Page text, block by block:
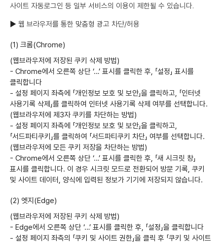
사이트 자동로그인 등 일부 서비스의 이용이 제한될 수 있습니다.
▶ 웹 브라우저를 통한 맞춤형 광고 차단/허용
(1) 크롬(Chrome)
(웹브라우저에 저장된 쿠키 삭제 방법)
- Chrome에서 오른쪽 상단 ‘…’ 표시를 클릭한 후, 「설정」 표시를
클릭합니다
- 설정 페이지 좌측에 「개인정보 보호 및 보안」을 클릭하고, 「인터넷
사용기록 삭제」를 클릭하여 인터넷 사용기록 삭제 여부를 선택합니다.
(웹브라우저에 제3자 쿠키를 차단하는 방법)
- 설정 페이지 좌측에 「개인정보 보호 및 보안」을 클릭하고,
「서드파티쿠키」를 클릭하여 「서드파티쿠키 차단」 여부를 선택합니다.
(웹브라우저에 모든 쿠키 저장을 차단하는 방법)
- Chrome에서 오른쪽 상단 ‘…’ 표시를 클릭한 후, 「새 시크릿 창」
표시를 클릭합니다. 이 경우 시크릿 모드로 전환되어 방문 기록, 쿠키
및 사이트 데이터, 양식에 입력된 정보가 기기에 저장되지 않습니다.
(2) 엣지(Edge)
(웹브라우저에 저장된 쿠키 삭제 방법)
- Edge에서 오른쪽 상단 ‘…’ 표시를 클릭한 후, 「설정」을 클릭합니다
- 설정 페이지 좌측의 「쿠키 및 사이트 권한」을 클릭 후 「쿠키 및 사이트